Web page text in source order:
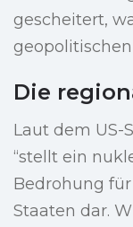
gescheitert,
Die
Laut dem US-
“stellt ein
Bedrohung
Staaten dar.